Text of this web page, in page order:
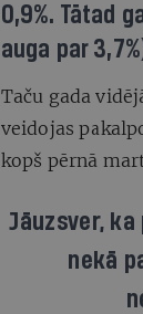
0,9%. Tātad
auga par
Taču gada
veidojas
kopš pērnā
Jāuzsver,
nekā